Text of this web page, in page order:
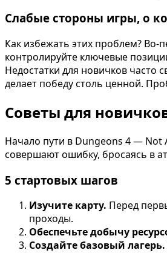
Слабые стороны игры, о
Как избежать этих проблем?
контролируйте ключевые
Недостатки для новичков
делает победу столь ценной.
Советы для
Начало пути в Dungeons 4 — Not
совершают ошибку, бросаясь в
5 стартовых шагов
Изучите карту. Перед
проходы.
Обеспечьте добычу
Создайте базовый лагерь.